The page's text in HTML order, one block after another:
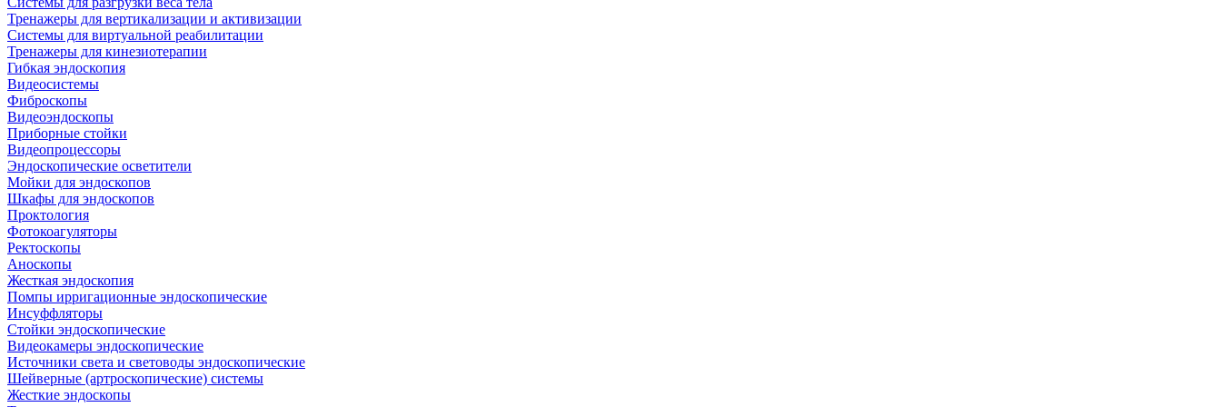
Тренажеры для вертикализации и активизации
Системы для виртуальной реабилитации
Тренажеры для кинезиотерапии
Гибкая эндоскопия
Видеосистемы
Фиброскопы
Видеоэндоскопы
Приборные стойки
Видеопроцессоры
Эндоскопические осветители
Мойки для эндоскопов
Шкафы для эндоскопов
Проктология
Фотокоагуляторы
Ректоскопы
Аноскопы
Жесткая эндоскопия
Помпы ирригационные эндоскопические
Инсуффляторы
Стойки эндоскопические
Видеокамеры эндоскопические
Источники света и световоды эндоскопические
Шейверные (артроскопические) системы
Жесткие эндоскопы